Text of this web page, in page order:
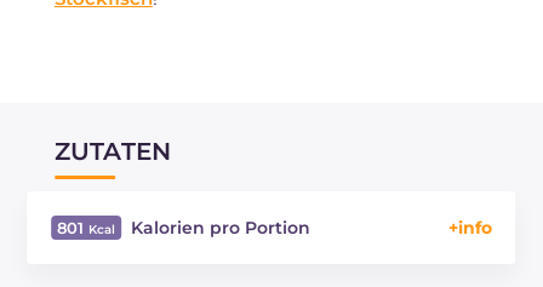
ZUTATEN
801 Kalorien pro Portion